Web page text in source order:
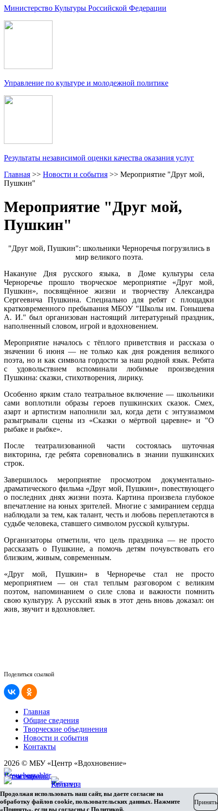
Министерство Культуры Российской Федерации
Управление по культуре и молодежной политике
Результаты независимой оценки качества оказания услуг
Главная >> Новости и события >> Мероприятие​ "Друг​ мой,​
Пушкин"
Мероприятие​ "Друг​ мой,​
Пушкин"
"Друг​ мой,​ Пушкин":​ школьники​ Черноречья​ погрузились​ в​
мир​ великого​ поэта.
Накануне Дня русского​ языка,​ в​ Доме​ культуры​ села​
Черноречье​ прошло​ творческое​ мероприятие​ «Друг​ мой,​
Пушкин»,​ посвящённое​ жизни​ и​ творчеству​ Александра​
Сергеевича​ Пушкина.​ Специально​ для​ ребят​ с​ площадки​
кратковременного​ пребывания​ МБОУ​ "Школы​ им.​ Гонышева​
А.​ И.​" был​ организован​ настоящий​ литературный​ праздник,​
наполненный​ словом,​ игрой​ и​ вдохновением.
Мероприятие началось с тёплого​ приветствия​ и​ рассказа​ о​
значении​ 6​ июня​ — не​ только​ как​ дня​ рождения​ великого​
поэта,​ но​ и​ как​ символа​ гордости​ за​ наш​ родной​ язык.​ Ребята​
с​ удовольствием​ вспоминали​ любимые​ произведения​
Пушкина:​ сказки,​ стихотворения,​ лирику.
Особенно​ ярким​ стало​ театральное​ включение​ — школьники​
сами​ воплотили​ образы​ героев​ пушкинских​ сказок. Смех,​
азарт​ и​ артистизм​ наполнили​ зал,​ когда​ дети​ с​ энтузиазмом​
разыгрывали​ сцены​ из​ «Сказки​ о​ мёртвой​ царевне» и "О​
рыбаке​ и​ рыбке»​.
После​ театрализованной​ части​ состоялась​ шуточная​
викторина​,​ где​ ребята​ соревновались​ в​ знании​ пушкинских​
строк.​
Завершилось​ мероприятие​ просмотром​ документально-
драматического​ фильма​ «Друг​ мой,​ Пушкин»,​ повествующего​
о​ последних​ днях​ жизни​ поэта.​ Картина​ произвела​ глубокое​
впечатление​ на​ юных​ зрителей.​ Многие​ с​ замиранием​ сердца​
наблюдали​ за​ тем,​ как​ талант,​ честь​ и​ любовь​ переплетаются​ в​
судьбе​ человека,​ ставшего​ символом​ русской​ культуры.
Организаторы​ отметили,​ что​ цель​ праздника​ — не​ просто​
рассказать​ о​ Пушкине,​ а​ помочь​ детям​ почувствовать​ его​
близким,​ живым,​ современным.
«Друг​ мой,​ Пушкин»​ в​ Черноречье​ стал​ не​ просто​
мероприятием​ — он​ стал​ теплым​ разговором​ с​ великим​
поэтом,​ напоминанием​ о​ силе​ слова​ и​ важности​ помнить​
свою​ культуру.​ А​ русский​ язык​ в​ этот​ день​ вновь​ доказал:​ он​
жив,​ звучит​ и​ вдохновляет.
Поделиться ссылкой
Главная
Общие сведения
Творческие объединения
Новости и события
Контакты
2026 © МБУ «Центр «Вдохновение»
Карта сайта
Разработка сайта
Продолжая использовать наш сайт, вы даете согласие на
обработку файлов cookie, пользовательских данных. Нажмите
«Принять», если вы согласны с Политикой.
Принять